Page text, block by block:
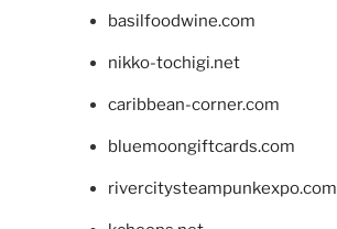
basilfoodwine.com
nikko-tochigi.net
caribbean-corner.com
bluemoongiftcards.com
rivercitysteampunkexpo.com